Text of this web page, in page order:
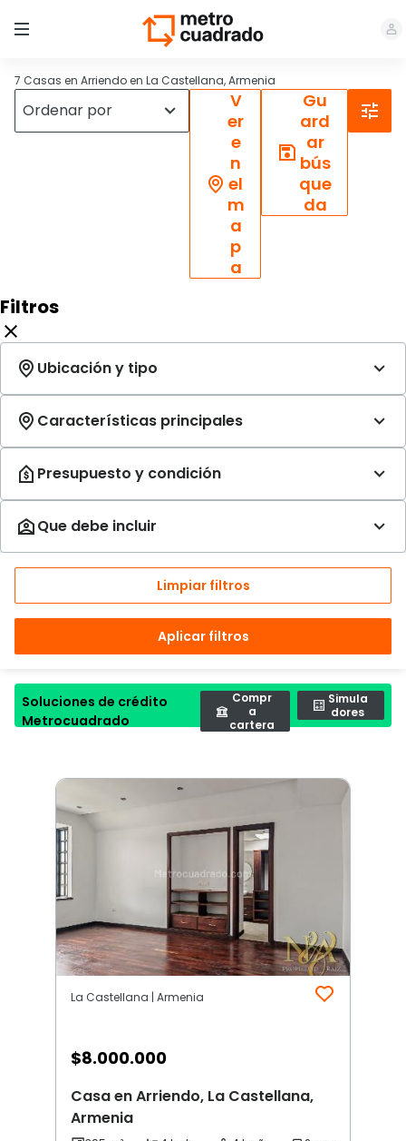
7 Casas en Arriendo en La Castellana, Armenia
V
er
e
n
el
m
a
p
a
Gu
ard
ar
bús
que
da
Filtros
Limpiar filtros
Aplicar filtros
Soluciones de crédito
Metrocuadrado
Compr
a
cartera
Simula
dores
La Castellana | Armenia
$8.000.000
Casa en Arriendo, La Castellana,
Armenia